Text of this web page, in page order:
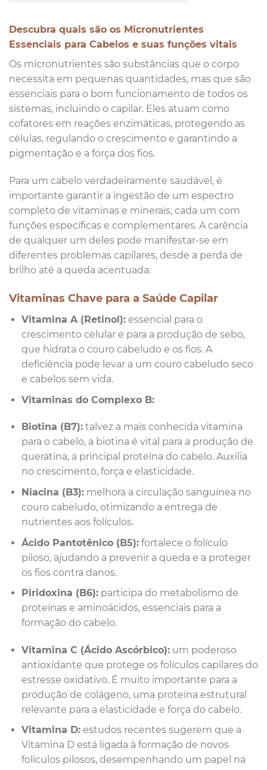
Descubra quais são os Micronutrientes
Essenciais para Cabelos e suas funções vitais
Os micronutrientes são substâncias que o corpo
necessita em pequenas quantidades, mas que são
essenciais para o bom funcionamento de todos os
sistemas, incluindo o capilar. Eles atuam como
cofatores em reações enzimáticas, protegendo as
células, regulando o crescimento e garantindo a
pigmentação e a força dos fios.
Para um cabelo verdadeiramente saudável, é
importante garantir a ingestão de um espectro
completo de vitaminas e minerais, cada um com
funções específicas e complementares. A carência
de qualquer um deles pode manifestar-se em
diferentes problemas capilares, desde a perda de
brilho até a queda acentuada.
Vitaminas Chave para a Saúde Capilar
Vitamina A (Retinol):essencial para o
crescimento celular e para a produção de sebo,
que hidrata o couro cabeludo e os fios. A
deficiência pode levar a um couro cabeludo seco
e cabelos sem vida.
Vitaminas do Complexo B:
Biotina (B7):talvez a mais conhecida vitamina
para o cabelo, a biotina é vital para a produção de
queratina, a principal proteína do cabelo. Auxilia
no crescimento, força e elasticidade.
Niacina (B3):melhora a circulação sanguínea no
couro cabeludo, otimizando a entrega de
nutrientes aos folículos.
Ácido Pantotênico (B5):fortalece o folículo
piloso, ajudando a prevenir a queda e a proteger
os fios contra danos.
Piridoxina (B6):participa do metabolismo de
proteínas e aminoácidos, essenciais para a
formação do cabelo.
Vitamina C (Ácido Ascórbico):um poderoso
antioxidante que protege os folículos capilares do
estresse oxidativo. É muito importante para a
produção de colágeno, uma proteína estrutural
relevante para a elasticidade e força do cabelo.
Vitamina D:estudos recentes sugerem que a
Vitamina D está ligada à formação de novos
folículos pilosos, desempenhando um papel na